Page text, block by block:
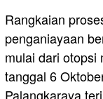
Rangkaian
penganiayaan
mulai dari otopsi
tanggal 6
Palangkaraya